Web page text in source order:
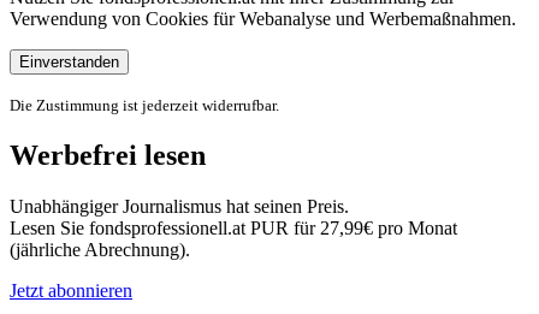
Verwendung von Cookies für Webanalyse und Werbemaßnahmen.
Einverstanden
Die Zustimmung ist jederzeit widerrufbar.
Werbefrei lesen
Unabhängiger Journalismus hat seinen Preis.
Lesen Sie fondsprofessionell.at PUR für 27,99€ pro Monat
(jährliche Abrechnung).
Jetzt abonnieren